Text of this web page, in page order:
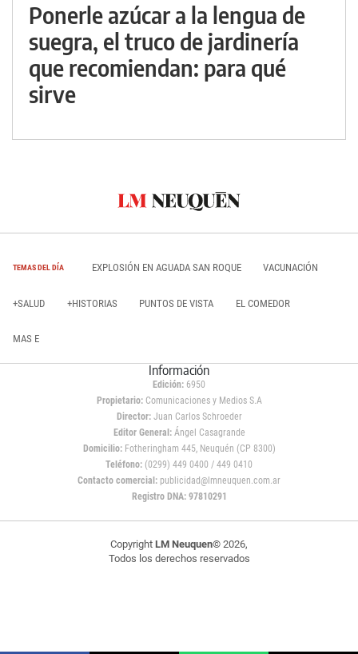
Ponerle azúcar a la lengua de
suegra, el truco de jardinería
que recomiendan: para qué
sirve
TEMAS DEL DÍA EXPLOSIÓN EN AGUADA SAN ROQUE VACUNACIÓN
+SALUD +HISTORIAS PUNTOS DE VISTA EL COMEDOR
MAS E
Información
Edición: 6950
Propietario:Comunicaciones y Medios S.A
Director: Juan Carlos Schroeder
Editor General:Ángel Casagrande
Domicilio:Fotheringham 445, Neuquén (CP 8300)
Teléfono: (0299) 449 0400 / 449 0410
Contacto comercial: publicidad@lmneuquen.com.ar
Registro DNA: 97810291
Copyright LM Neuquen© 2026,
Todos los derechos reservados